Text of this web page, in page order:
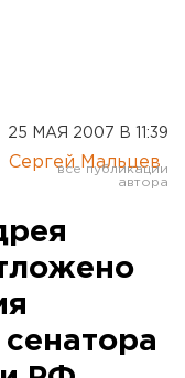
25 МАЯ 2007 В 11:39
Сергей Мальцев